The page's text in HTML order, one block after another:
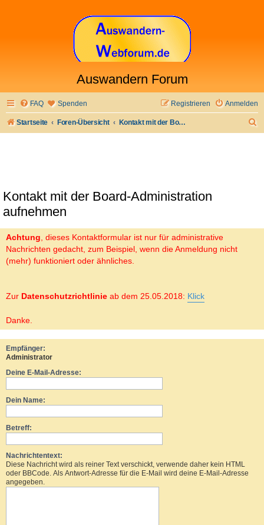
Auswandern Forum
FAQ Spenden Anmelden
Registrieren
Startseite Foren-Übersicht Kontakt mit der Board-Administration aufnehmen
Kontakt mit der Board-Administration
aufnehmen
Achtung , dieses Kontaktformular ist nur für administrative
Nachrichten gedacht, zum Beispiel, wenn die Anmeldung nicht
(mehr) funktioniert oder ähnliches.
Zur Datenschutzrichtlinie ab dem 25.05.2018: Klick
Danke.
Empfänger:
Administrator
Deine E-Mail-Adresse:
Dein Name:
Betreff:
Nachrichtentext:
Diese Nachricht wird als reiner Text verschickt, verwende daher kein HTML
oder BBCode. Als Antwort-Adresse für die E-Mail wird deine E-Mail-Adresse
angegeben.